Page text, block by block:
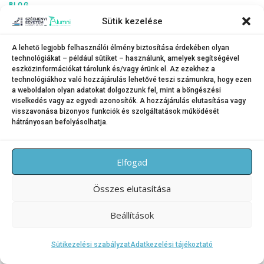
Sütik kezelése
A lehető legjobb felhasználói élmény biztosítása érdekében olyan
technológiákat – például sütiket – használunk, amelyek segítségével
eszközinformációkat tárolunk és/vagy érünk el. Az ezekhez a
technológiákhoz való hozzájárulás lehetővé teszi számunkra, hogy ezen
a weboldalon olyan adatokat dolgozzunk fel, mint a böngészési
viselkedés vagy az egyedi azonosítók. A hozzájárulás elutasítása vagy
visszavonása bizonyos funkciók és szolgáltatások működését
hátrányosan befolyásolhatja.
Elfogad
Összes elutasítása
Beállítások
Sütikezelési szabályzatAdatkezelési tájékoztató
BLOG
A GYSEV története – széchenyis szálakkal
A vasúttörténetírás hálás téma. A régi járművek, a közlekedés
történetéhez kapcsolódó érdeklődés kiemelkedik az egyéb ipari,
gazdasági, vagy tudományos szakterületek története iránt megmutatkozó
közönségigény közül. Az általános érdeklődés – a …
téma FameThemes által